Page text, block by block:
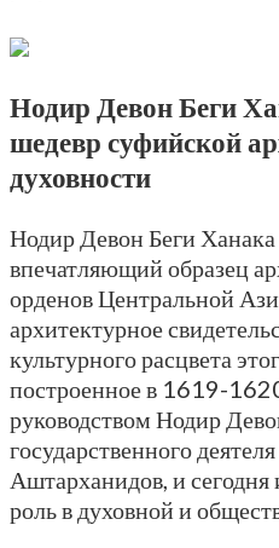
Нодир Девон Беги
шедевр суфийской
духовности
Нодир Девон Беги
впечатляющий образец
орденов Центральной
архитектурное
культурного расцвета
построенное в 1619-
руководством Нодир
государственного
Аштарханидов, и
роль в духовной и